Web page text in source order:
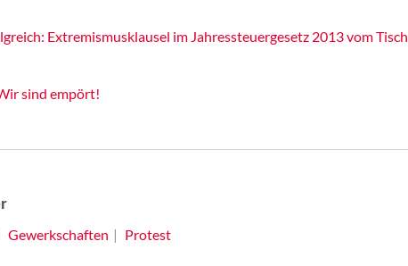
Extremismusklausel im Jahressteuergesetz 2013 vom Tisch
sind empört!
Gewerkschaften Protest